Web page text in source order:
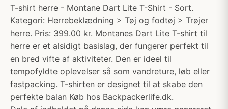
T-shirt herre - Montane Dart Lite T-Shirt - Sort.
Kategori: Herrebeklædning > Tøj og fodtøj > Trøjer
herre. Pris: 399.00 kr. Montanes Dart Lite T-shirt til
herre er et alsidigt basislag, der fungerer perfekt til
en bred vifte af aktiviteter. Den er ideel til
tempofyldte oplevelser så som vandreture, løb eller
fastpacking. T-shirten er designet til at skabe den
perfekte balan Køb hos Backpackerlife.dk.